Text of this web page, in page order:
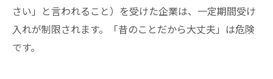
さい」と言われること）を受けた企業は、一定期間受け
入れが制限されます。「昔のことだから大丈夫」は危険
です。